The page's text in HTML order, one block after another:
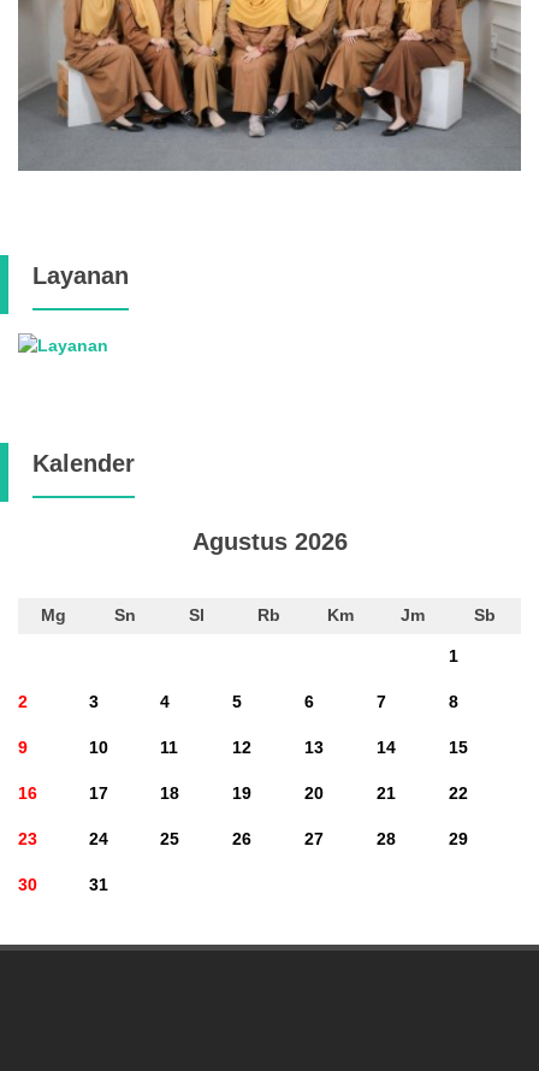
Layanan
Kalender
Agustus 2026
Mg Sn Sl Rb Km Jm Sb
1
2 3 4 5 6 7 8
9 10 11 12 13 14 15
16 17 18 19 20 21 22
23 24 25 26 27 28 29
30 31